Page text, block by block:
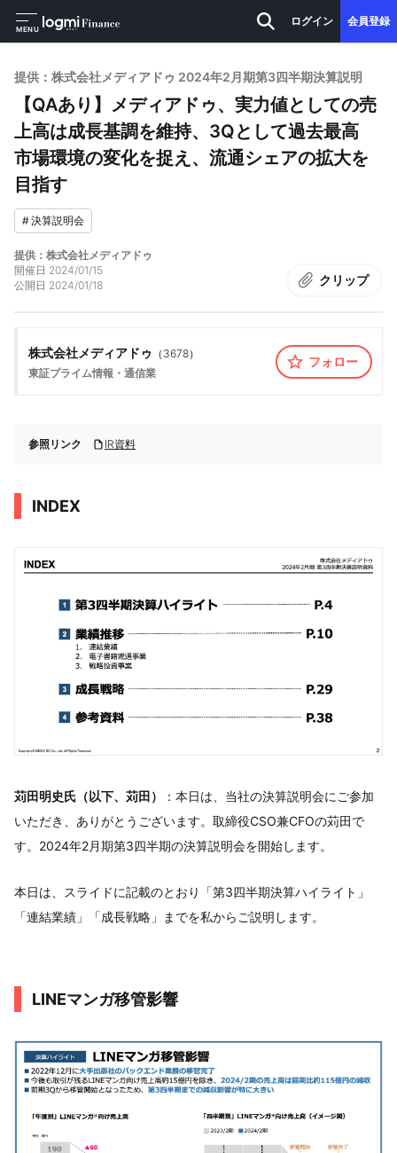
MENU
ログイン 会員登録
提供：株式会社メディアドゥ 2024年2月期第3四半期決算説明
【QAあり】メディアドゥ、実力値としての売
上高は成長基調を維持、3Qとして過去最高
市場環境の変化を捉え、流通シェアの拡大を
目指す
#決算説明会
提供：株式会社メディアドゥ
開催日 2024/01/15
公開日 2024/01/18 クリップ
株式会社メディアドゥ （ 3678）
東証プライム情報・通信業
フォロー
参照リンク IR資料
INDEX
苅田明史氏（以下、苅田）
：本日は、当社の決算説明会にご参加
いただき、ありがとうございます。取締役CSO兼CFOの苅田で
す。2024年2月期第3四半期の決算説明会を開始します。
本日は、スライドに記載のとおり「第3四半期決算ハイライト」
「連結業績」「成長戦略」までを私からご説明します。
LINEマンガ移管影響